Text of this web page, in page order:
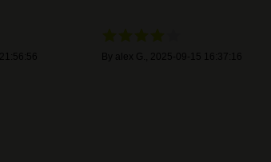
alex G. 2025-09-15 16:37:16